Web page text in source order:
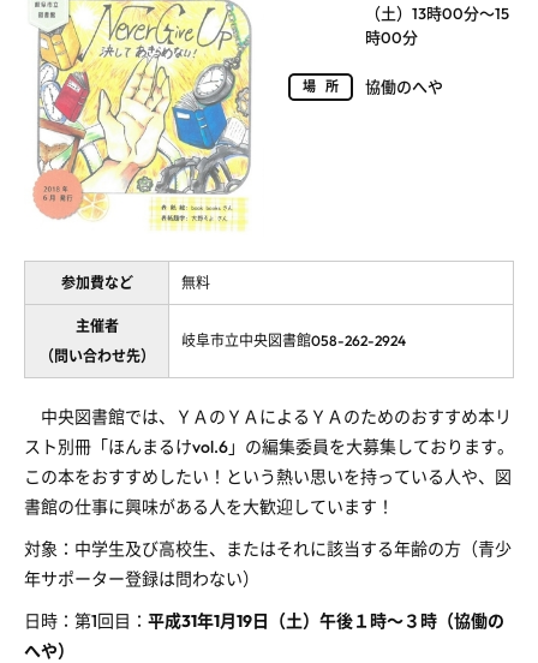
（土）13時00分～15
時00分
場所 協働のへや
参加費など 無料
主催者
（問い合わせ先）
岐阜市立中央図書館058-262-2924
中央図書館では、ＹＡのＹＡによるＹＡのためのおすすめ本リ
スト別冊「ほんまるけvol.6」の編集委員を大募集しております。
この本をおすすめしたい！という熱い思いを持っている人や、図
書館の仕事に興味がある人を大歓迎しています！
対象：中学生及び高校生、またはそれに該当する年齢の方（青少
年サポーター登録は問わない）
日時：第1回目： 平成31年1月19日（土）午後１時～３時（協働の
へや）